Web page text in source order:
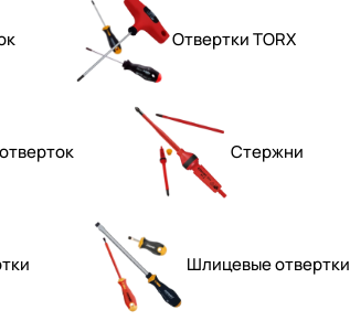
Отвертки TORX
Стержни
Шлицевые отвертки